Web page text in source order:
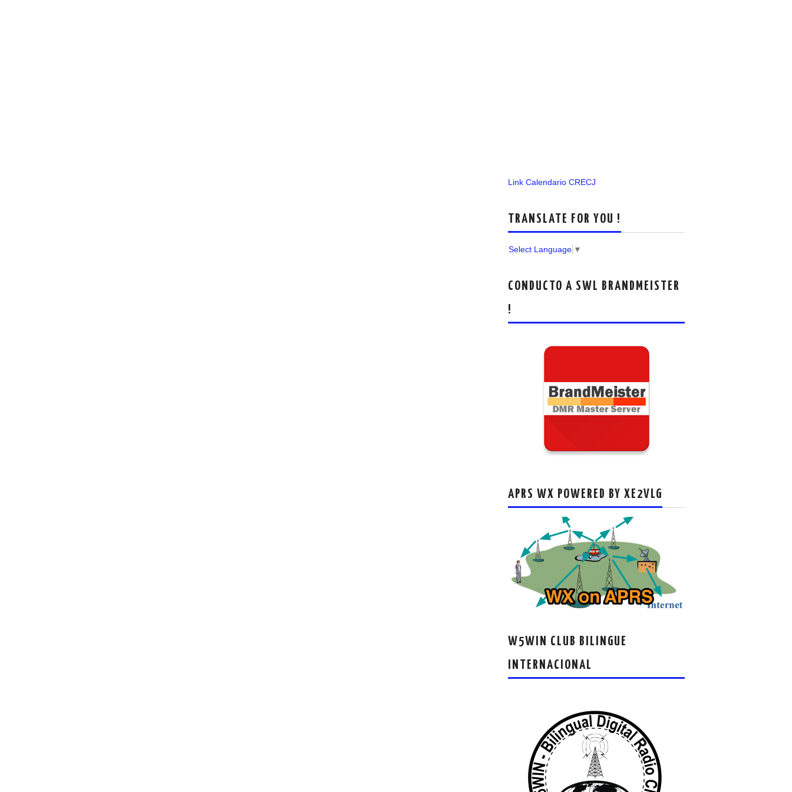
Link Calendario CRECJ
TRANSLATE FOR YOU !
Select Language ▼
CONDUCTO A SWL BRANDMEISTER
!
APRS WX POWERED BY XE2VLG
W5WIN CLUB BILINGUE
INTERNACIONAL